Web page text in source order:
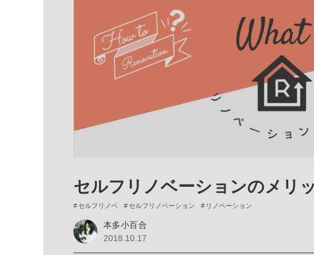
セルフリノベーションのメリ
セルフリノベ セルフリノベーション リノベーション
本多小百合
2018.10.17